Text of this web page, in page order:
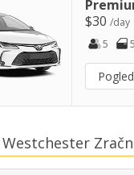
$30/day
5
5